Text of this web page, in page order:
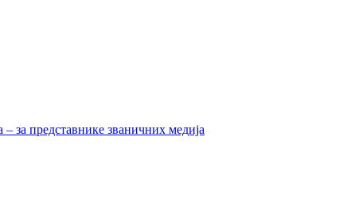
за представнике званичних медија